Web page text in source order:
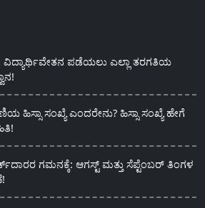
ವಿದ್ಯಾರ್ಥಿವೇತನ ಪಡೆಯಲು ಎಲ್ಲಾ ತರಗತಿಯ
ಹಿಸ್ಸಾ ಸಂಖ್ಯೆ ಎಂದರೇನು? ಹಿಸ್ಸಾ ಸಂಖ್ಯೆ ಹೇಗೆ
ಗಮನಕ್ಕೆ: ಆಗಸ್ಟ್ ಮತ್ತು ಸೆಪ್ಟೆಂಬರ್ ತಿಂಗಳ